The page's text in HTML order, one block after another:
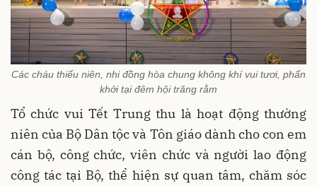
Các cháu thiếu niên, nhi đồng hòa chung không khí vui tươi, phấn
khởi tại đêm hội trăng rằm
Tổ chức vui Tết Trung thu là hoạt động thường
niên của Bộ Dân tộc và Tôn giáo dành cho con em
cán bộ, công chức, viên chức và người lao động
công tác tại Bộ, thể hiện sự quan tâm, chăm sóc